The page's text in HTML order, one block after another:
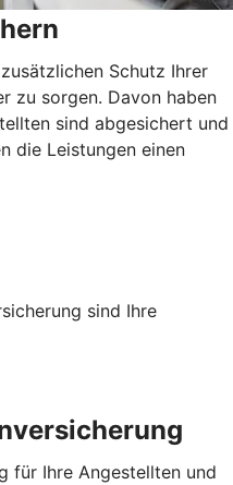
Schutz Ihrer
zu sorgen. Davon haben
sind abgesichert und
die Leistungen einen
sind Ihre
für Ihre Angestellten und